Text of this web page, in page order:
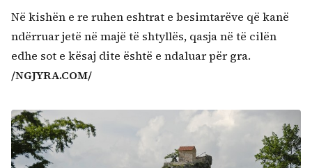
Në kishën e re ruhen eshtrat e besimtarëve që kanë
ndërruar jetë në majë të shtyllës, qasja në të cilën
edhe sot e kësaj dite është e ndaluar për gra.
/NGJYRA.COM/